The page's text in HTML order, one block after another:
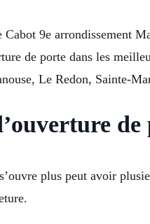
9e arrondissement
de porte dans les
Le Redon, Sainte-
plus peut avoir